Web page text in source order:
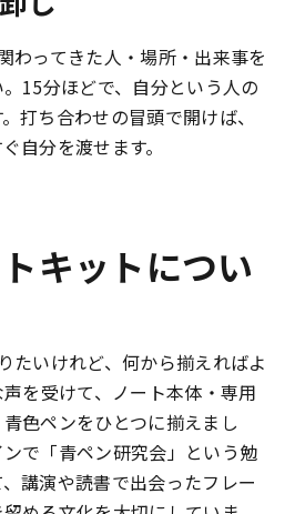
わってきた人・場所・出来事を
15分ほどで、自分という人の
打ち合わせの冒頭で開けば、
自分を渡せます。
キットについ
たいけれど、何から揃えればよ
声を受けて、ノート本体・専用
色ペンをひとつに揃えまし
で「青ペン研究会」という勉
講演や読書で出会ったフレー